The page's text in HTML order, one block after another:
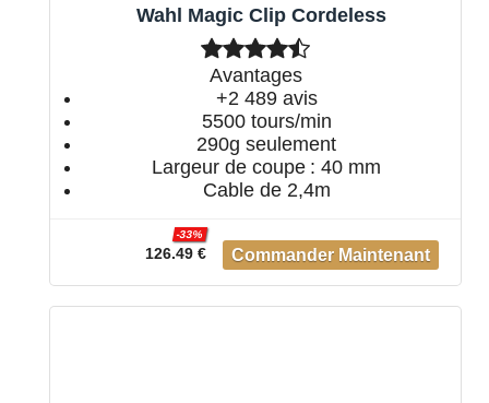
Wahl Magic Clip Cordeless
Avantages
+2 489 avis
5500 tours/min
290g seulement
Largeur de coupe : 40 mm
Cable de 2,4m
126.49 €
-33%